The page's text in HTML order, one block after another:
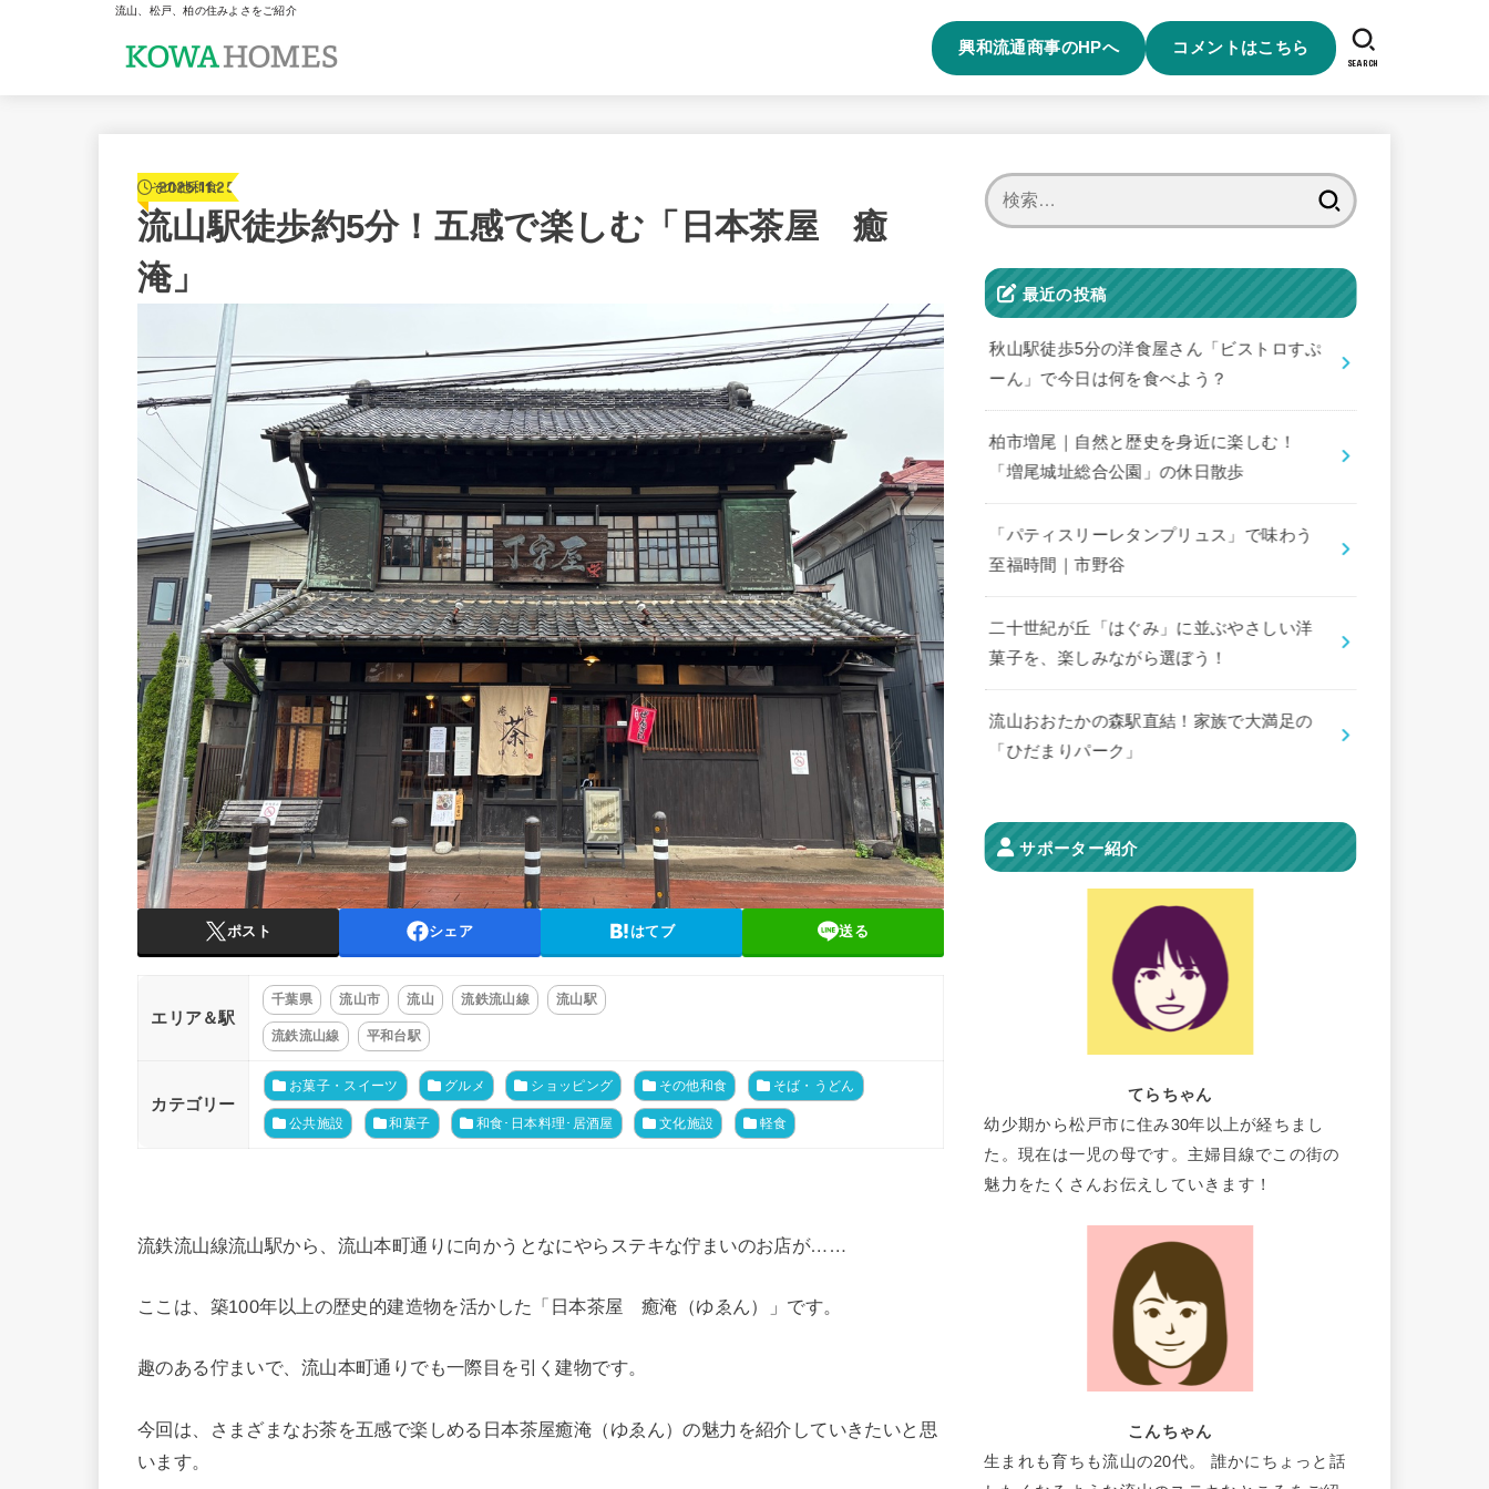
流山、松戸、柏の住みよさをご紹介
興和流通商事のHPへ コメントはこちら
SEARCH
その他和食
2025.11.25
流山駅徒歩約5分！五感で楽しむ「日本茶屋 癒
淹」
ポスト シェア はてブ 送る
エリア＆駅
千葉県 流山市 流山 流鉄流山線 流山駅
流鉄流山線 平和台駅
カテゴリー
お菓子・スイーツ グルメ ショッピング その他和食 そば・うどん
公共施設 和菓子 和食･日本料理･居酒屋 文化施設 軽食
流鉄流山線流山駅から、流山本町通りに向かうとなにやらステキな佇まいのお店が……
ここは、築100年以上の歴史的建造物を活かした「日本茶屋 癒淹（ゆゑん）」です。
趣のある佇まいで、流山本町通りでも一際目を引く建物です。
今回は、さまざまなお茶を五感で楽しめる日本茶屋癒淹（ゆゑん）の魅力を紹介していきたいと思
います。
最近の投稿
秋山駅徒歩5分の洋食屋さん「ビストロすぷ
ーん」で今日は何を食べよう？
柏市増尾｜自然と歴史を身近に楽しむ！
「増尾城址総合公園」の休日散歩
「パティスリーレタンプリュス」で味わう
至福時間｜市野谷
二十世紀が丘「はぐみ」に並ぶやさしい洋
菓子を、楽しみながら選ぼう！
流山おおたかの森駅直結！家族で大満足の
「ひだまりパーク」
サポーター紹介
てらちゃん
幼少期から松戸市に住み30年以上が経ちまし
た。現在は一児の母です。主婦目線でこの街の
魅力をたくさんお伝えしていきます！
こんちゃん
生まれも育ちも流山の20代。 誰かにちょっと話